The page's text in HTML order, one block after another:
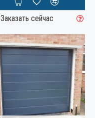
Заказать сейчас